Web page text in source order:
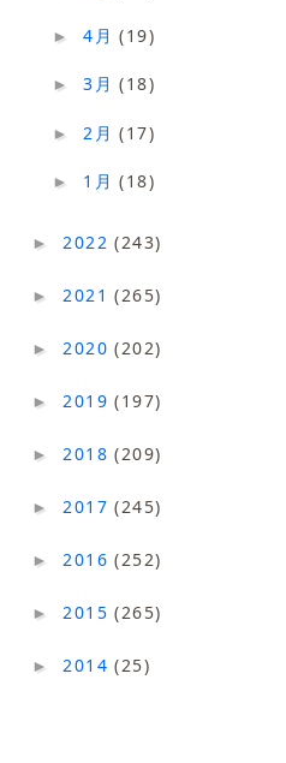
►4月(19)
►3月(18)
► 2月(17)
► 1月(18)
►2022(243)
►2021(265)
►2020(202)
►2019(197)
►2018(209)
►2017(245)
►2016(252)
►2015(265)
►2014(25)